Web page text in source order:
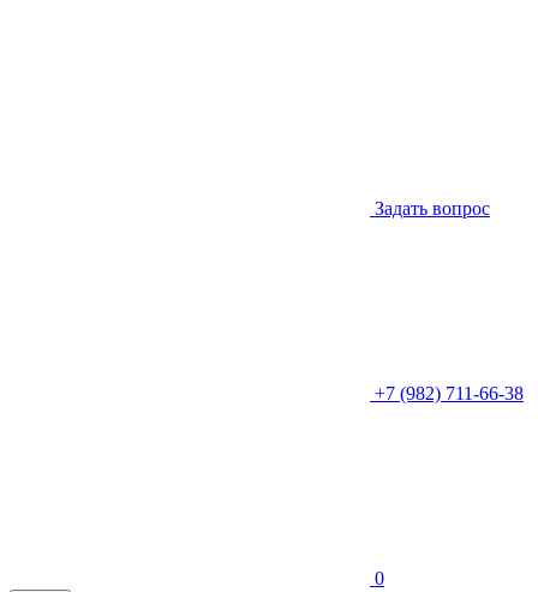
Задать вопрос
+7 (982) 711-66-38
0